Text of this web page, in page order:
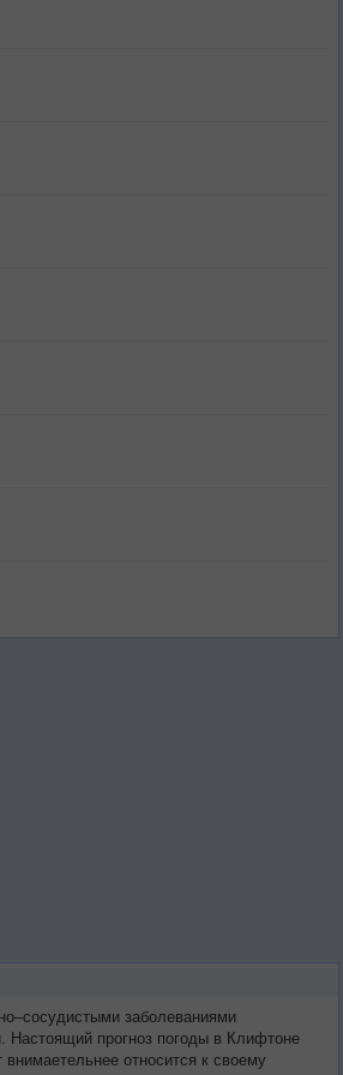
заболеваниями
Настоящий прогноз погоды в Клифтоне
относится к своему